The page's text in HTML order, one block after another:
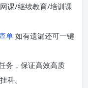
课/继续教育/培训课
单 如有遗漏还可一键
务，保证高效高质
科。